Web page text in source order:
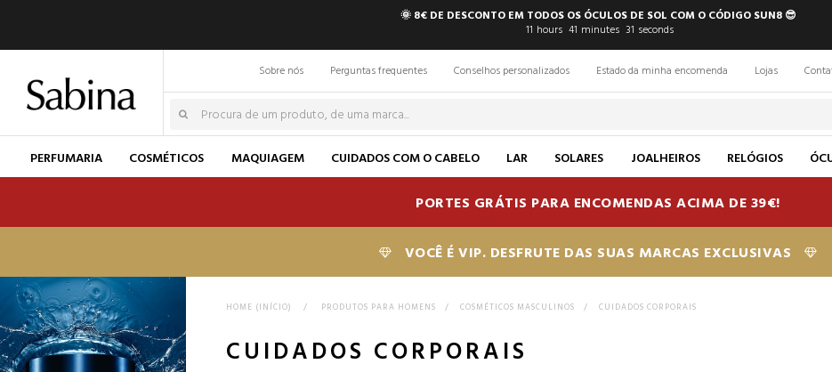
🌞 8€ DE DESCONTO EM TODOS OS ÓCULOS DE SOL COM O CÓDIGO SUN8 😎
11 hours 41 minutes 30 seconds
Sobre nós Perguntas frequentes Conselhos personalizados Estado da minha encomenda Lojas
PERFUMARIA COSMÉTICOS MAQUIAGEM CUIDADOS COM O CABELO LAR SOLARES JOALHEIROS RELÓGIOS
PORTES GRÁTIS PARA ENCOMENDAS ACIMA DE 39€!
VOCÊ É VIP. DESFRUTE DAS SUAS MARCAS EXCLUSIVAS
HOME (INÍCIO) > PRODUTOS PARA HOMENS > COSMÉTICOS MASCULINOS > CUIDADOS CORPORAIS
CUIDADOS CORPORAIS